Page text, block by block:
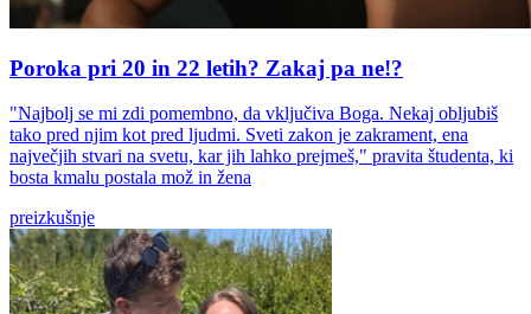
Poroka pri 20 in 22 letih? Zakaj pa ne!?
"Najbolj se mi zdi pomembno, da vključiva Boga. Nekaj obljubiš
tako pred njim kot pred ljudmi. Sveti zakon je zakrament, ena
največjih stvari na svetu, kar jih lahko prejmeš," pravita študenta, ki
bosta kmalu postala mož in žena
preizkušnje